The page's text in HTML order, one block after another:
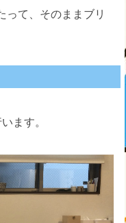
って、そのままブリ
ます。